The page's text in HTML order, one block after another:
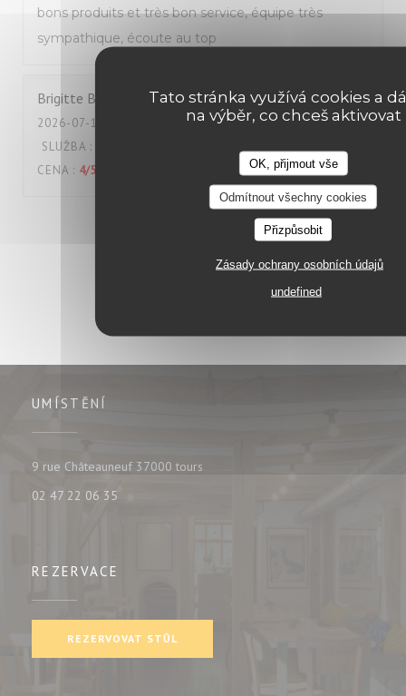
Tato stránka využívá cookies a
na výběr, co chceš aktivovat
OK, přijmout vše
Odmítnout všechny cookies
Přizpůsobit
Zásady ochrany osobních údajů
undefined
bons produits et très bon service, équipe très
sympathique, écoute au top
Brigitte B
2026-07-18
- 12:00 - HOSTÉ 2
SLUŽBA :
CENA : 4/5
UMÍSTĚNÍ
9 rue Châteauneuf 37000 tours
02 47 22 06 35
REZERVACE
REZERVOVAT STŮL